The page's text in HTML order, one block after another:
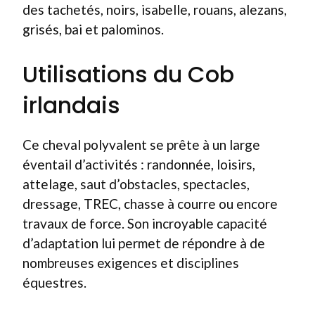
des tachetés, noirs, isabelle, rouans, alezans,
grisés, bai et palominos.
Utilisations du Cob
irlandais
Ce cheval polyvalent se prête à un large
éventail d’activités : randonnée, loisirs,
attelage, saut d’obstacles, spectacles,
dressage, TREC, chasse à courre ou encore
travaux de force. Son incroyable capacité
d’adaptation lui permet de répondre à de
nombreuses exigences et disciplines
équestres.